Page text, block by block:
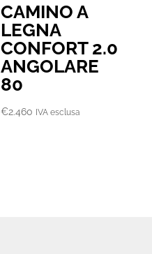
CAMINO A
LEGNA
CONFORT 2.0
ANGOLARE
80
€2.460 IVA esclusa